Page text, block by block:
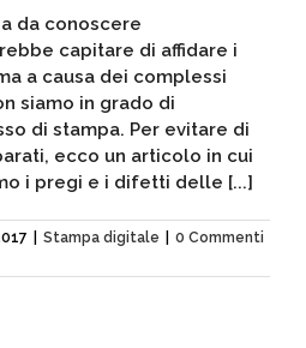
da conoscere
capitare di affidare i
a causa dei complessi
siamo in grado di
di stampa. Per evitare di
ecco un articolo in cui
i pregi e i difetti delle [...]
Stampa digitale
0 Commenti